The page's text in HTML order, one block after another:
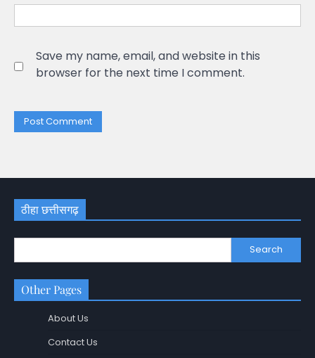
Save my name, email, and website in this
browser for the next time I comment.
ठीहा छत्तीसगढ़
Search
Other Pages
About Us
Contact Us